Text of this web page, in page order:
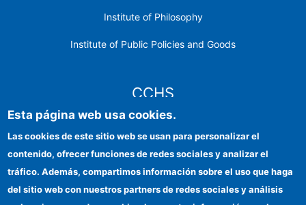
Institute of Philosophy
Institute of Public Policies and Goods
CCHS
Institutional identity
Esta página web usa cookies.
Las cookies de este sitio web se usan para personalizar el
contenido, ofrecer funciones de redes sociales y analizar el
tráfico. Además, compartimos información sobre el uso que haga
del sitio web con nuestros partners de redes sociales y análisis